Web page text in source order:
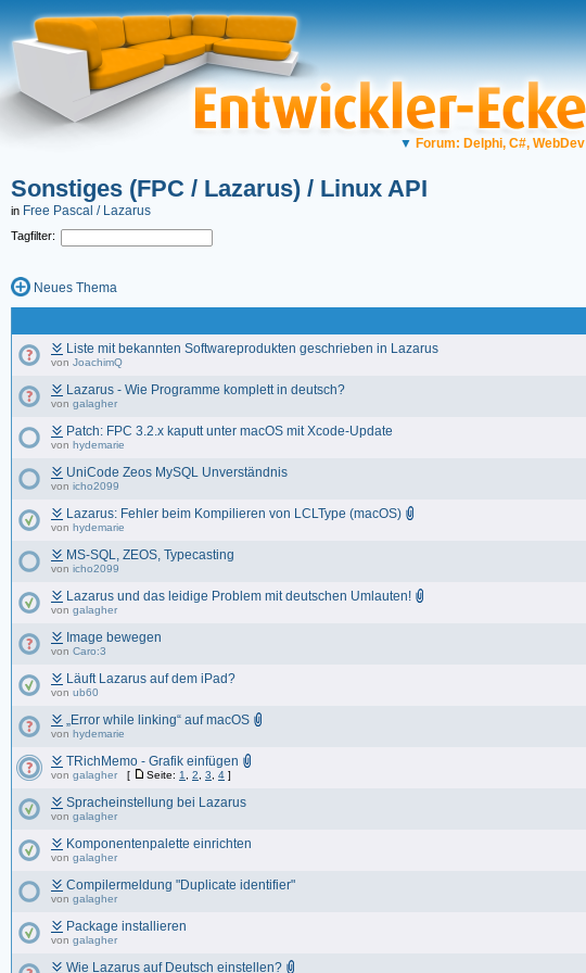
▼ Forum: Delphi, C#, WebDev
Sonstiges (FPC / Lazarus) / Linux API
in Free Pascal / Lazarus
Tagfilter:
Neues Thema
Liste mit bekannten Softwareprodukten geschrieben in Lazarus
von JoachimQ
Lazarus - Wie Programme komplett in deutsch?
von galagher
Patch: FPC 3.2.x kaputt unter macOS mit Xcode-Update
von hydemarie
UniCode Zeos MySQL Unverständnis
von icho2099
Lazarus: Fehler beim Kompilieren von LCLType (macOS)
von hydemarie
MS-SQL, ZEOS, Typecasting
von icho2099
Lazarus und das leidige Problem mit deutschen Umlauten!
von galagher
Image bewegen
von Caro:3
Läuft Lazarus auf dem iPad?
von ub60
„Error while linking“ auf macOS
von hydemarie
TRichMemo - Grafik einfügen
von galagher [ Seite: 1 2 3 4 ]
Spracheinstellung bei Lazarus
von galagher
Komponentenpalette einrichten
von galagher
Compilermeldung "Duplicate identifier"
von galagher
Package installieren
von galagher
Wie Lazarus auf Deutsch einstellen?